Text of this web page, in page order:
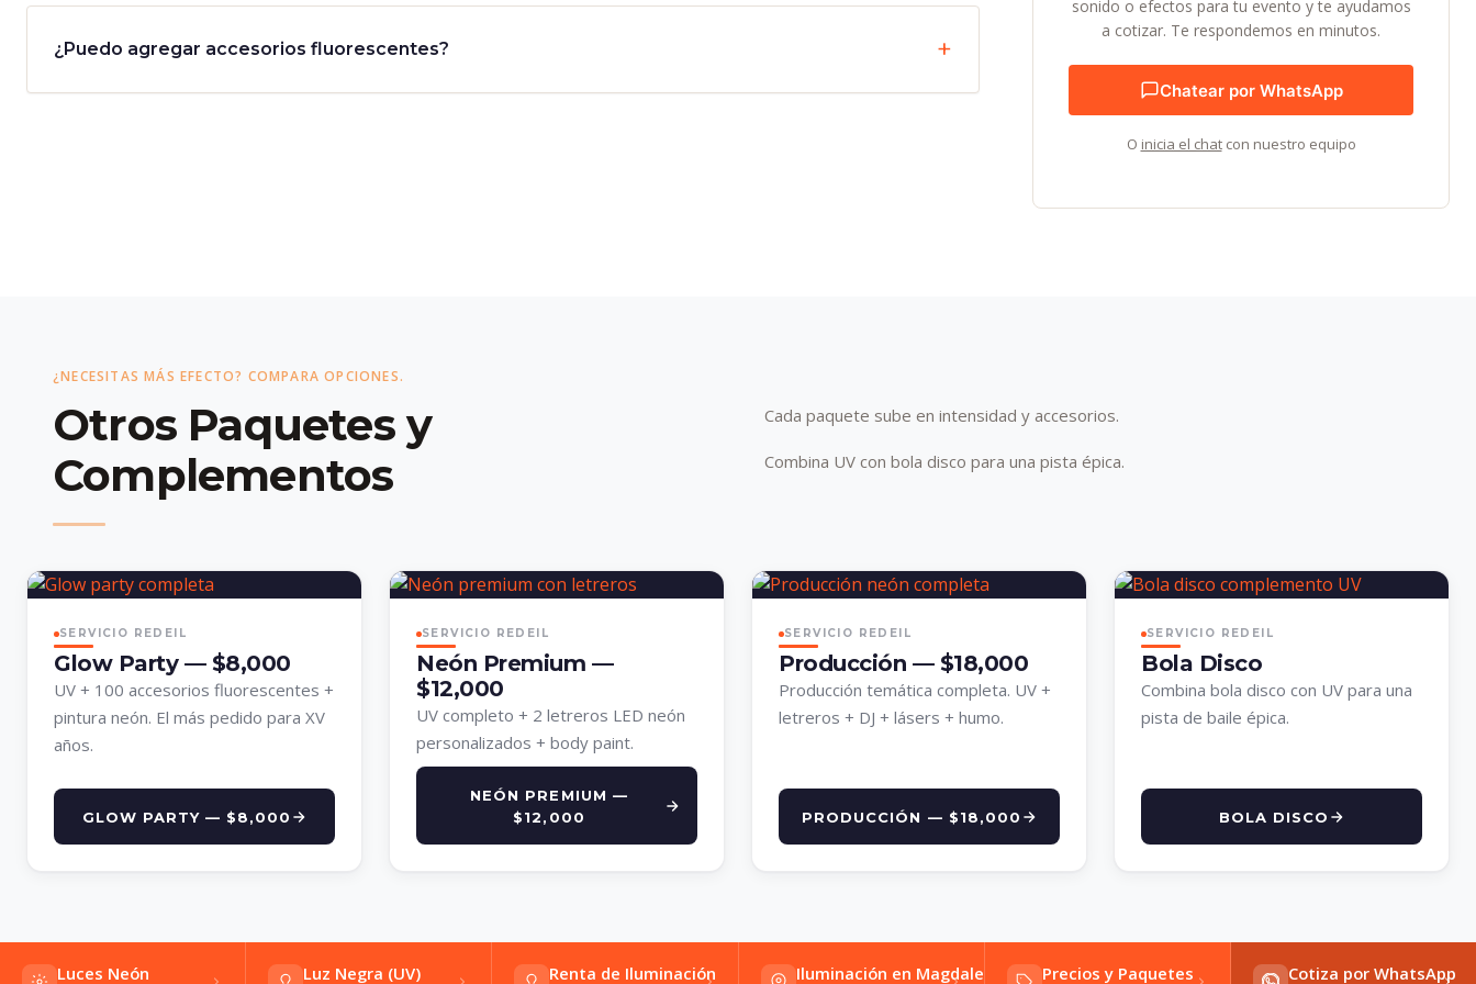
¿Puedo agregar accesorios fluorescentes?
sonido o efectos para tu evento y te ayudamos
a cotizar. Te respondemos en minutos.
Chatear por WhatsApp
O inicia el chatcon nuestro equipo
¿NECESITAS MÁS EFECTO? COMPARA OPCIONES.
Otros Paquetes y
Complementos
Cada paquete sube en intensidad y accesorios.
Combina UV con bola disco para una pista épica.
SERVICIO REDEIL
Glow Party — $8,000
UV + 100 accesorios fluorescentes +
pintura neón. El más pedido para XV
años.
GLOW PARTY — $8,000
SERVICIO REDEIL
Neón Premium —
$12,000
UV completo + 2 letreros LED neón
personalizados + body paint.
NEÓN PREMIUM —
$12,000
SERVICIO REDEIL
Producción — $18,000
Producción temática completa. UV +
letreros + DJ + lásers + humo.
PRODUCCIÓN — $18,000
SERVICIO REDEIL
Bola Disco
Combina bola disco con UV para una
pista de baile épica.
BOLA DISCO
Luces Neón Luz Negra (UV) Renta de Iluminación Iluminación en Magdalena ContrerasPrecios y Paquetes Cotiza por WhatsApp